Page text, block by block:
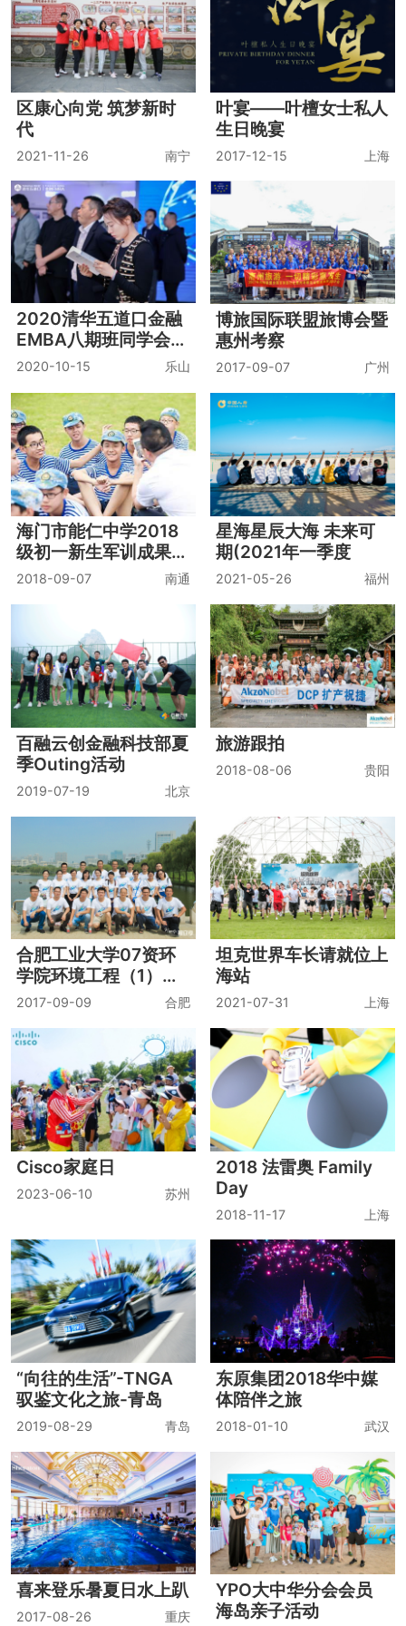
区康心向党 筑梦新时
代
2021-11-26 南宁
叶宴——叶檀女士私人
生日晚宴
2017-12-15 上海
2020清华五道口金融
EMBA八期班同学会
暨“走进蓝光”四川行
2020-10-15 乐山
博旅国际联盟旅博会暨
惠州考察
2017-09-07 广州
海门市能仁中学2018
级初一新生军训成果汇
报
2018-09-07 南通
星海星辰大海 未来可
期(2021年一季度
2021-05-26 福州
百融云创金融科技部夏
季Outing活动
2019-07-19 北京
旅游跟拍
2018-08-06 贵阳
合肥工业大学07资环
学院环境工程（1）班
毕业十年聚会
2017-09-09 合肥
坦克世界车长请就位上
海站
2021-07-31 上海
Cisco家庭日
2023-06-10 苏州
2018 法雷奥 Family
Day
2018-11-17 上海
“向往的生活”-TNGA
驭鉴文化之旅-青岛
2019-08-29 青岛
东原集团2018华中媒
体陪伴之旅
2018-01-10 武汉
喜来登乐暑夏日水上趴
2017-08-26 重庆
YPO大中华分会会员
海岛亲子活动